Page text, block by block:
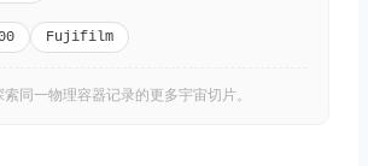
Fujifilm
同一物理容器记录的更多宇宙切片。